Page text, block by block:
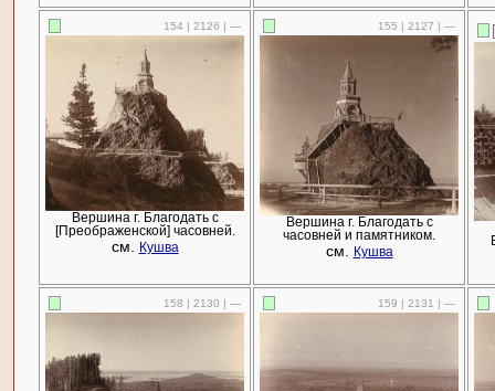
154 | 2126 | —
Вершина г. Благодать с
[Преображенской] часовней.
см. Кушва
155 | 2127 | —
Вершина г. Благодать с
часовней и памятником.
см. Кушва
158 | 2130 | — 159 | 2131 | —